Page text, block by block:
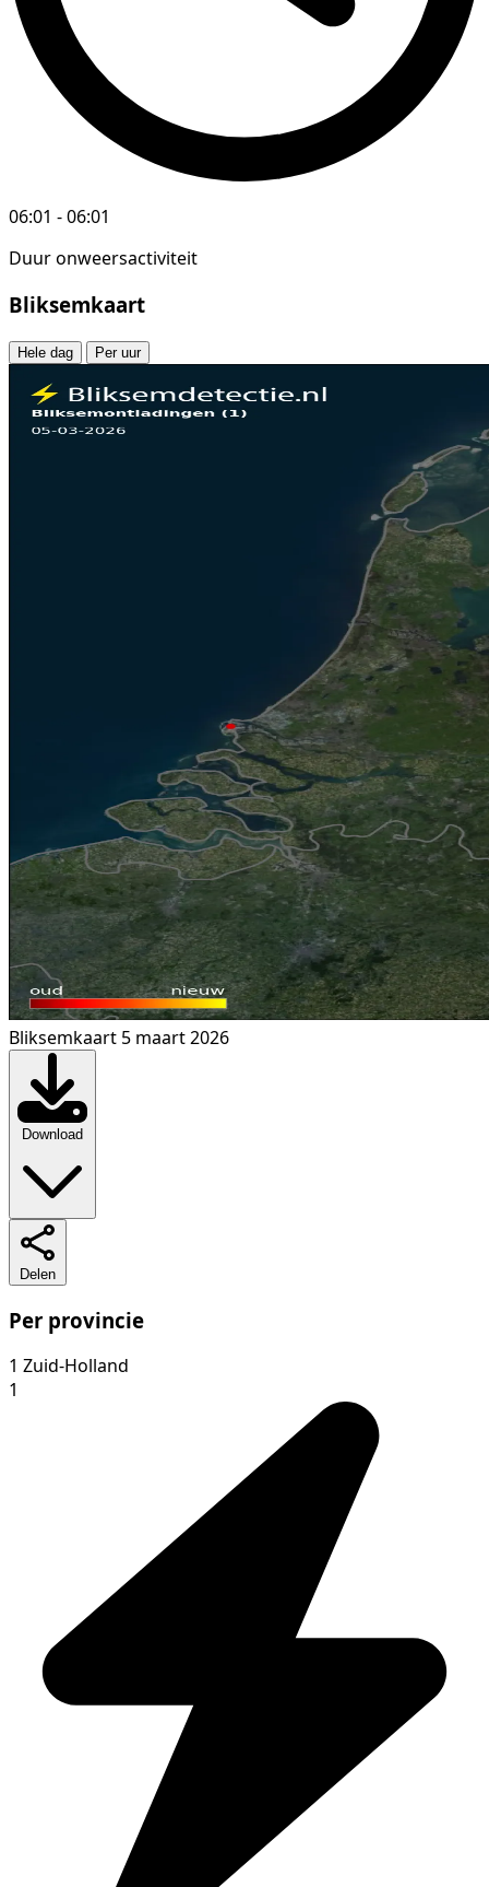
06:01 - 06:01
Duur onweersactiviteit
Bliksemkaart
Hele dag Per uur
Bliksemkaart 5 maart 2026
Download
Delen
Per provincie
1 Zuid-Holland
1